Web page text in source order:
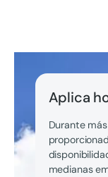
Aplica
Durante
medianas